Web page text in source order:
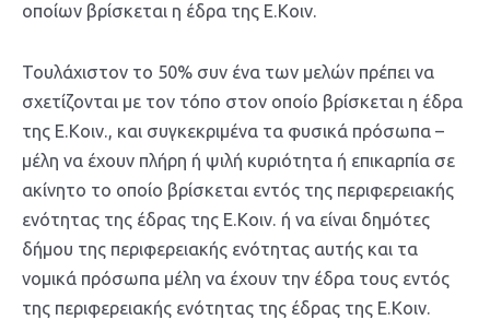
οποίων βρίσκεται η έδρα της Ε.Κοιν.
Τουλάχιστον το 50% συν ένα των μελών πρέπει να
σχετίζονται με τον τόπο στον οποίο βρίσκεται η έδρα
της Ε.Κοιν., και συγκεκριμένα τα φυσικά πρόσωπα –
μέλη να έχουν πλήρη ή ψιλή κυριότητα ή επικαρπία σε
ακίνητο το οποίο βρίσκεται εντός της περιφερειακής
ενότητας της έδρας της Ε.Κοιν. ή να είναι δημότες
δήμου της περιφερειακής ενότητας αυτής και τα
νομικά πρόσωπα μέλη να έχουν την έδρα τους εντός
της περιφερειακής ενότητας της έδρας της Ε.Κοιν.